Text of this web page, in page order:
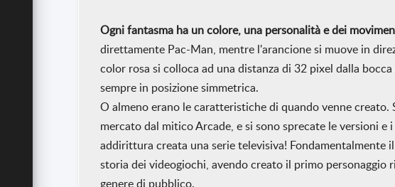
Ogni fantasma ha un colore, una personalità e dei
direttamente Pac-Man, mentre l'arancione si muove in
color rosa si colloca ad una distanza di 32 pixel dalla
sempre in posizione simmetrica.
O almeno erano le caratteristiche di quando venne creato.
mercato dal mitico Arcade, e si sono sprecate le versioni e
addirittura creata una serie televisiva! Fondamentalmente
storia dei videogiochi, avendo creato il primo personaggio
genere di pubblico.